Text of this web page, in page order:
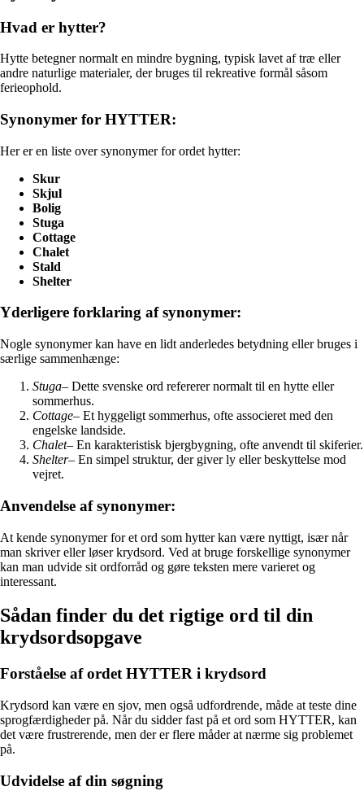
Hvad er hytter?
Hytte betegner normalt en mindre bygning, typisk lavet af træ eller
andre naturlige materialer, der bruges til rekreative formål såsom
ferieophold.
Synonymer for HYTTER:
Her er en liste over synonymer for ordet hytter:
Skur
Skjul
Bolig
Stuga
Cottage
Chalet
Stald
Shelter
Yderligere forklaring af synonymer:
Nogle synonymer kan have en lidt anderledes betydning eller bruges i
særlige sammenhænge:
Stuga– Dette svenske ord refererer normalt til en hytte eller
sommerhus.
Cottage– Et hyggeligt sommerhus, ofte associeret med den
engelske landside.
Chalet– En karakteristisk bjergbygning, ofte anvendt til skiferier.
Shelter– En simpel struktur, der giver ly eller beskyttelse mod
vejret.
Anvendelse af synonymer:
At kende synonymer for et ord som hytter kan være nyttigt, især når
man skriver eller løser krydsord. Ved at bruge forskellige synonymer
kan man udvide sit ordforråd og gøre teksten mere varieret og
interessant.
Sådan finder du det rigtige ord til din
krydsordsopgave
Forståelse af ordet HYTTER i krydsord
Krydsord kan være en sjov, men også udfordrende, måde at teste dine
sprogfærdigheder på. Når du sidder fast på et ord som HYTTER, kan
det være frustrerende, men der er flere måder at nærme sig problemet
på.
Udvidelse af din søgning